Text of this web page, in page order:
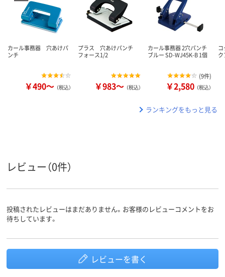
カール事務器 穴あけパ
ンチ
￥490～ （税込）
プラス 穴あけパンチ
フォース1/2
￥983～ （税込）
カール事務器 2穴パンチ
ブルー SD-WJ45K-B 1個
(9件)
￥2,580 （税込）
ランキングをもっと見る
レビュー（0件）
投稿されたレビューはまだありません。お客様のレビューコメントをお
待ちしています。
レビューを書く